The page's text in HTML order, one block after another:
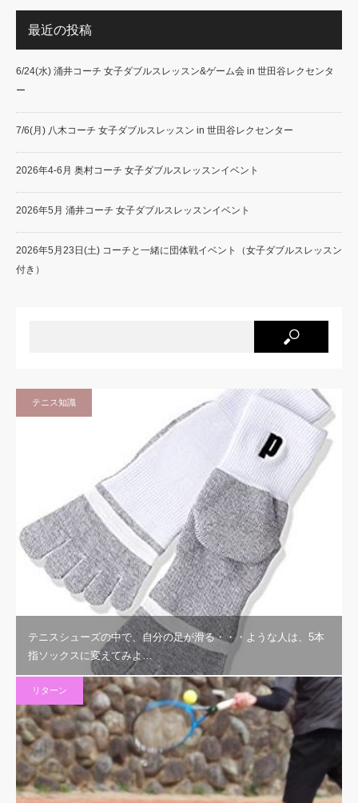
最近の投稿
6/24(水) 涌井コーチ 女子ダブルスレッスン&ゲーム会 in 世田谷レクセンタ
ー
7/6(月) 八木コーチ 女子ダブルスレッスン in 世田谷レクセンター
2026年4-6月 奥村コーチ 女子ダブルスレッスンイベント
2026年5月 涌井コーチ 女子ダブルスレッスンイベント
2026年5月23日(土) コーチと一緒に団体戦イベント（女子ダブルスレッスン
付き）
テニス知識
テニスシューズの中で、自分の足が滑る・・・ような人は、5本
指ソックスに変えてみよ…
リターン